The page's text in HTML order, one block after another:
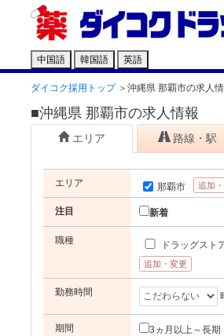
中国語 韓国語 英語
ダイコク採用トップ ＞ 沖縄県 那覇市の求人
■沖縄県 那覇市の求人情報
エリア 路線・駅
エリア 那覇市 追加
注目 新着
職種 ドラッグスト
追加・変更
勤務時間
期間 3ヵ月以上～長期